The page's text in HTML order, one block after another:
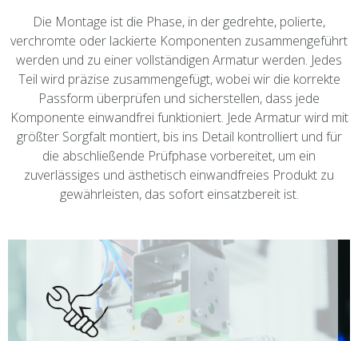
Die Montage ist die Phase, in der gedrehte, polierte,
verchromte oder lackierte Komponenten zusammengeführt
werden und zu einer vollständigen Armatur werden. Jedes
Teil wird präzise zusammengefügt, wobei wir die korrekte
Passform überprüfen und sicherstellen, dass jede
Komponente einwandfrei funktioniert. Jede Armatur wird mit
größter Sorgfalt montiert, bis ins Detail kontrolliert und für
die abschließende Prüfphase vorbereitet, um ein
zuverlässiges und ästhetisch einwandfreies Produkt zu
gewährleisten, das sofort einsatzbereit ist.